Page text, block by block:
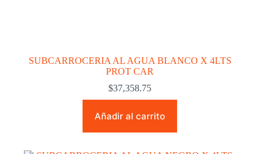
SUBCARROCERIA AL AGUA BLANCO X 4LTS
PROT CAR
$37,358.75
Añadir al carrito